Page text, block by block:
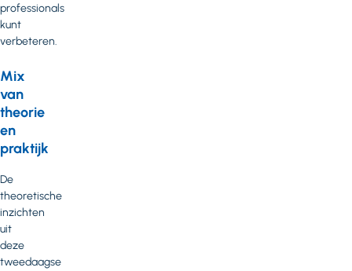
professionals
kunt
verbeteren.
Mix
van
theorie
en
praktijk
De
theoretische
inzichten
uit
deze
tweedaagse